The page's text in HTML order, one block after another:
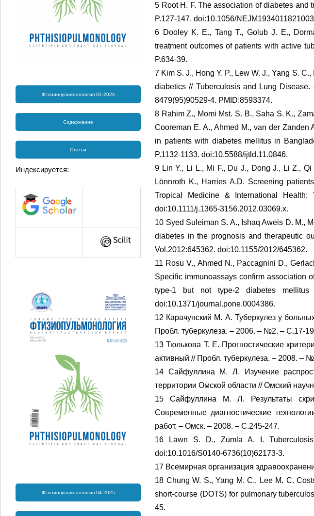
5 Root H. F. The association of diabetes and
P.127-147. doi:10.1056/
6 Dooley K. E., Tang T., Golub J. E.,
treatment outcomes of patients with active
P.634-39.
7 Kim S. J., Hong Y. P., Lew W. J., Yang S.
diabetics // Tuberculosis and Lung
8479(95)90529-4. PMID:8593374.
8 Rahim Z., Momi Mst. S. B., Saha S. K.,
Cooreman E. A., Ahmed M., van der
in patients with diabetes mellitus in
P.1132-1133. doi:10.5588/ijtld.11.0846.
9 Lin Y., Li L., Mi F., Du J., Dong J., Li Z.,
Lönnroth K., Harries A.D. Screening
Tropical Medicine & International
doi:10.1111/j.1365-3156.2012.03069.x.
10 Syed Suleiman S. A., Ishaq Aweis D. M.,
diabetes in the prognosis and therapeutic
Vol.2012:645362. doi:10.1155/2012/645362.
11 Rosu V., Ahmed N., Paccagnini D.,
Specific immunoassays confirm association
type-1 but not type-2 diabetes
doi:10.1371/journal.pone.0004386.
12 Карачунский М. А. Туберкулез у
Пробл. туберкулеза. – 2006. – №2. – С.17-
13 Тюлькова Т. Е. Прогностические
активный // Пробл. туберкулеза. – 2008. –
14 Сайфуллина М. Л. Изучение
территории Омской области // Омский
15 Сайфуллина М. Л. Результаты
Современные диагностические
работ. – Омск. – 2008. – С.245-247.
16 Lawn S. D., Zumla A. I.
doi:10.1016/S0140-6736(10)62173-3.
17 Всемирная организация
18 Chung W. S., Yang M. C., Lee M. C.
short-course (DOTS) for pulmonary
45.
Фтизиопульмонология 01-2026
Содержание
Статьи
Индексируется:
Фтизиопульмонология 04-2025